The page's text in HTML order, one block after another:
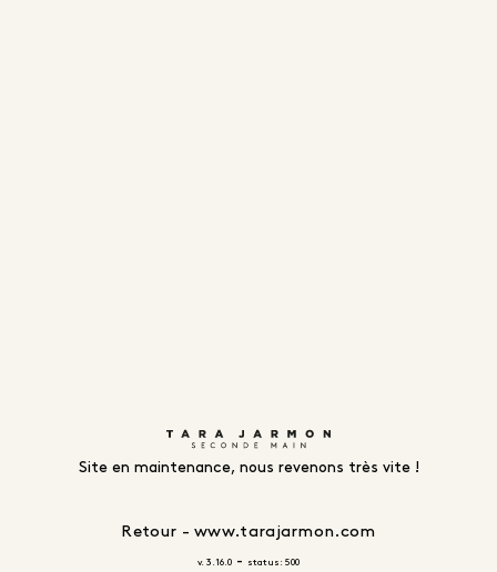
Site en maintenance, nous revenons très vite !
Retour - www.tarajarmon.com
v. 3.16.0 - status: 500